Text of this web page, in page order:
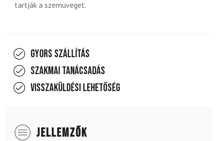
tartják a szemüveget.
Gyors szállítás
Szakmai tanácsadás
Visszaküldési lehetőség
JELLEMZŐK